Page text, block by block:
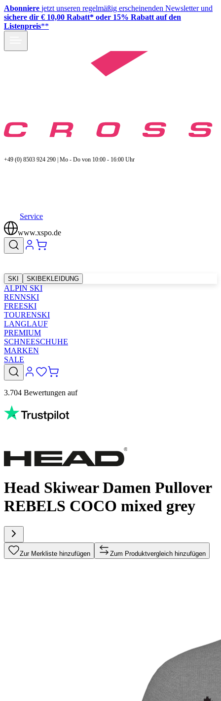
Abonniere jetzt unseren regelmäßig erscheinenden Newsletter und
sichere dir € 10,00 Rabatt* oder 15% Rabatt auf den
Listenpreis**
+49 (0) 8503 924 290 | Mo - Do von 10:00 - 16:00 Uhr
Service
www.xspo.de
SKI SKIBEKLEIDUNG
ALPIN SKI
RENNSKI
FREESKI
TOURENSKI
LANGLAUF
PREMIUM
SCHNEESCHUHE
MARKEN
SALE
3.704 Bewertungen auf
Head Skiwear Damen Pullover
REBELS COCO mixed grey
Zur Merkliste hinzufügen Zum Produktvergleich hinzufügen